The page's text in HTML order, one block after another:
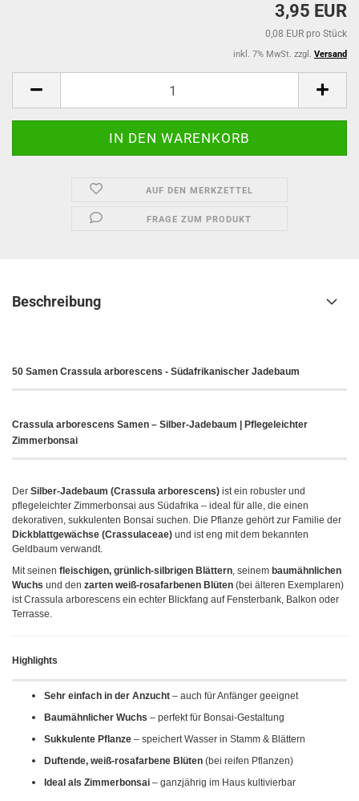
3,95 EUR
0,08 EUR pro Stück
inkl. 7% MwSt. zzgl. Versand
AUF DEN MERKZETTEL
FRAGE ZUM PRODUKT
Beschreibung
50 Samen Crassula arborescens - Südafrikanischer Jadebaum
Crassula arborescens Samen – Silber-Jadebaum | Pflegeleichter
Zimmerbonsai
Der Silber-Jadebaum (Crassula arborescens) ist ein robuster und
pflegeleichter Zimmerbonsai aus Südafrika – ideal für alle, die einen
dekorativen, sukkulenten Bonsai suchen. Die Pflanze gehört zur Familie der
Dickblattgewächse (Crassulaceae) und ist eng mit dem bekannten
Geldbaum verwandt.
Mit seinen fleischigen, grünlich-silbrigen Blättern, seinem baumähnlichen
Wuchs und den zarten weiß-rosafarbenen Blüten (bei älteren Exemplaren)
ist Crassula arborescens ein echter Blickfang auf Fensterbank, Balkon oder
Terrasse.
Highlights
Sehr einfach in der Anzucht – auch für Anfänger geeignet
Baumähnlicher Wuchs – perfekt für Bonsai-Gestaltung
Sukkulente Pflanze – speichert Wasser in Stamm & Blättern
Duftende, weiß-rosafarbene Blüten (bei reifen Pflanzen)
Ideal als Zimmerbonsai – ganzjährig im Haus kultivierbar